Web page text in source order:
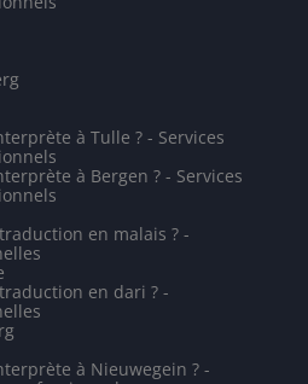
à Tulle ? - Services
à Bergen ? - Services
en malais ? -
en dari ? -
à Nieuwegein ? -